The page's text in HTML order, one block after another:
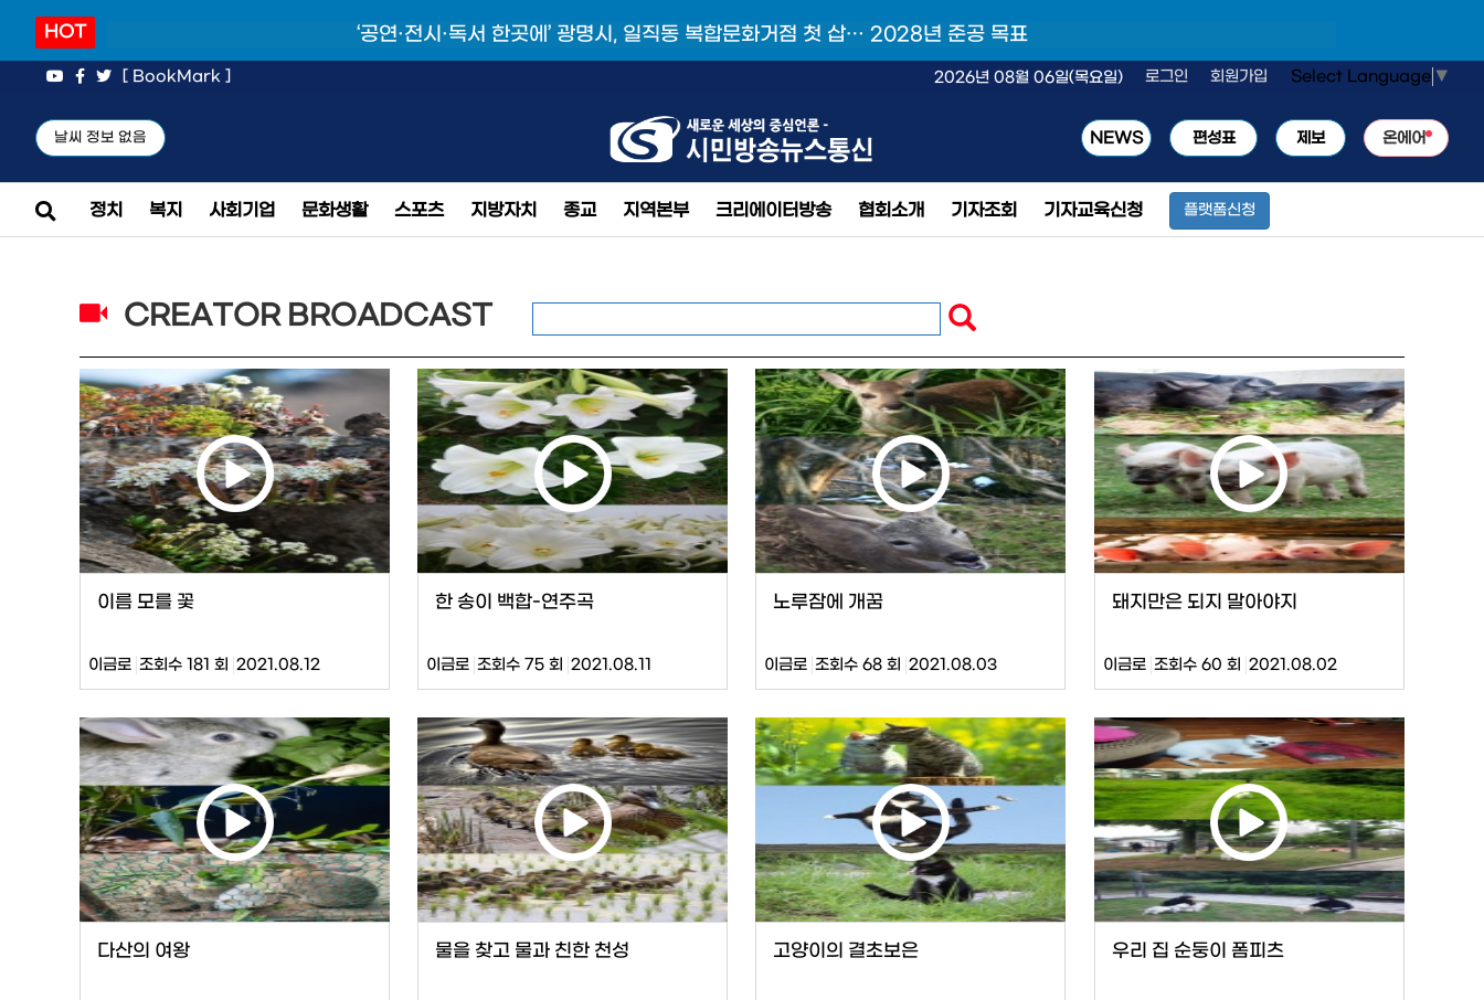
HOT ‘공연·전시·독서 한곳에’ 광명시, 일직동 복합문화거점 첫 삽… 2028년 준공 목표
[ BookMark ] 2026년 08월 06일(목요일) 로그인 회원가입 Select Language ▼
날씨 정보 없음 NEWS 편성표 제보 온에어
정치 복지 사회기업 문화생활 스포츠 지방자치 종교 지역본부 크리에이터방송 협회소개 기자조회 기자교육신청 플랫폼신청
CREATOR BROADCAST
이름 모를 꽃
이금로 조회수 181 회 2021.08.12
한 송이 백합-연주곡
이금로 조회수 75 회 2021.08.11
노루잠에 개꿈
이금로 조회수 68 회 2021.08.03
돼지만은 되지 말아야지
이금로 조회수 60 회 2021.08.02
다산의 여왕 물을 찾고 물과 친한 천성 고양이의 결초보은 우리 집 순둥이 폼피츠